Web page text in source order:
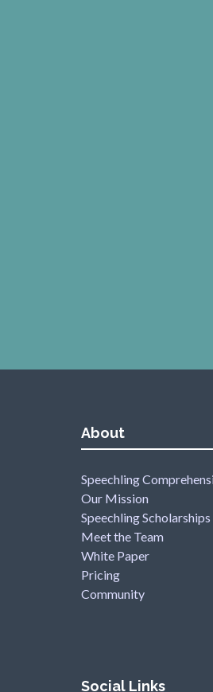
About
Speechling
Our Mission
Speechling Scholarships
Meet the Team
White Paper
Pricing
Community
Social Links